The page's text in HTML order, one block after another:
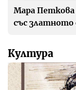
Мара
със златното
Култура